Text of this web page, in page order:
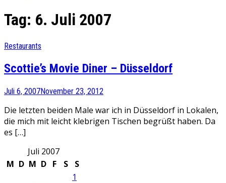
Tag: 6. Juli 2007
Restaurants
Scottie’s Movie Diner – Düsseldorf
Juli 6, 2007November 23, 2012
Die letzten beiden Male war ich in Düsseldorf in Lokalen,
die mich mit leicht klebrigen Tischen begrüßt haben. Da
es […]
Juli 2007
M D M D F S
S
1